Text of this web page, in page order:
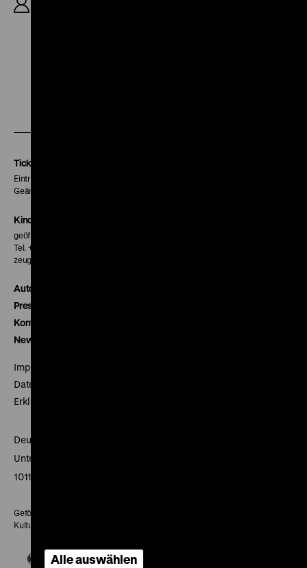
Tickets
Eintritt 5 €
Geänderte Preise sind im Programm vermerkt.
Kinokasse
geöffnet 30 Minuten vor Beginn der ersten Vorstellung
Tel. + 49 30 20304-770
zeughauskino@dhm.de
Autor*innen
Presse
Kontakt
Newsletter
Impressum
Datenschutz
Erklärung digitale Barrierefreiheit
Deutsches Historisches Museum
Unter den Linden 2
10117 Berlin
Gefördert mit Mitteln des Beauftragten der Bundesregierung für
Kultur und Medien
Alle auswählen